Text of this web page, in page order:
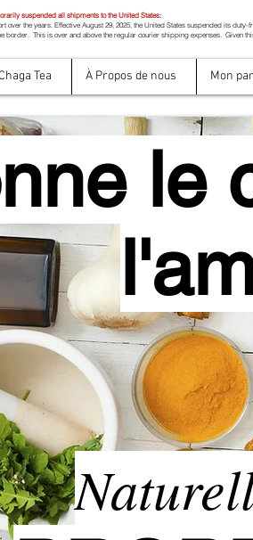
suspended all shipments to the United States:
over the years. Effective August 29, 2025, the United States suspended its
border. This is over and above the regular courier shipping expenses. Given
Tea À Propos de nous Mon
le